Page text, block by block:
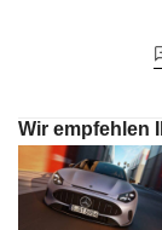
Wir empfehlen